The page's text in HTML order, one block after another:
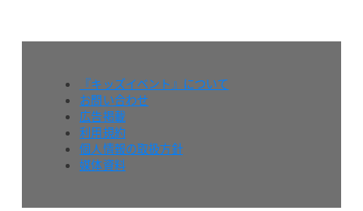
『キッズイベント』について
お問い合わせ
広告掲載
利用規約
個人情報の取扱方針
媒体資料